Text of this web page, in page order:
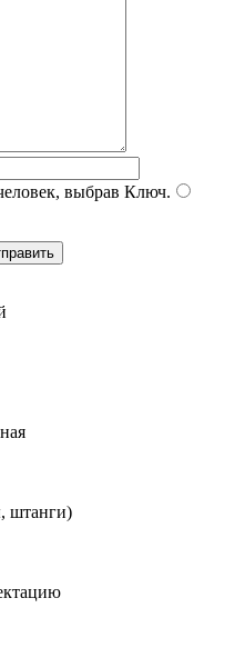
выбрав Ключ.
штанги)